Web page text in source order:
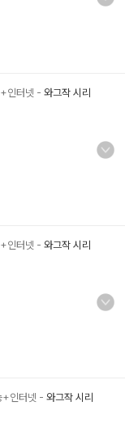
인터넷 - 와그작 시리
인터넷 - 와그작 시리
+인터넷 - 와그작 시리